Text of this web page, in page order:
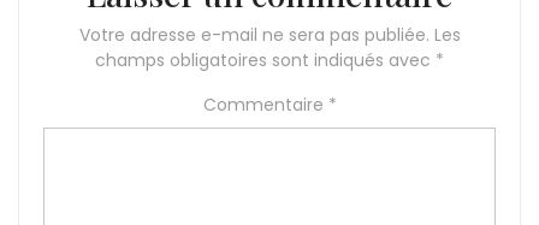
Votre adresse e-mail ne sera pas publiée. Les
champs obligatoires sont indiqués avec *
Commentaire *